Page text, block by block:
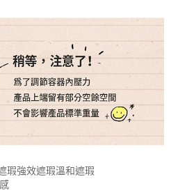
瑕強效遮瑕溫和遮瑕